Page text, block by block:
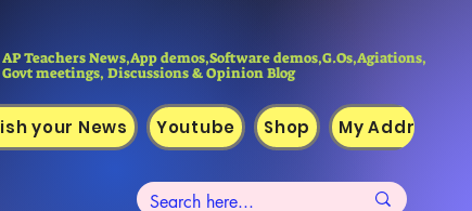
your News Youtube Shop My Addresses
AP Teachers News,App demos,Software demos,G.Os,Agiations,
Govt meetings, Discussions & Opinion Blog